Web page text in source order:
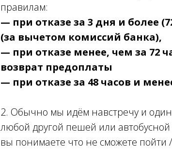
правилам:
— при отказе за 3 дня и более
(за вычетом комиссий банка),
— при отказе менее, чем за 72
возврат предоплаты
— при отказе за 48 часов и
2. Обычно мы идём навстречу и
любой другой пешей или автобусной
вы понимаете что не сможете пойти